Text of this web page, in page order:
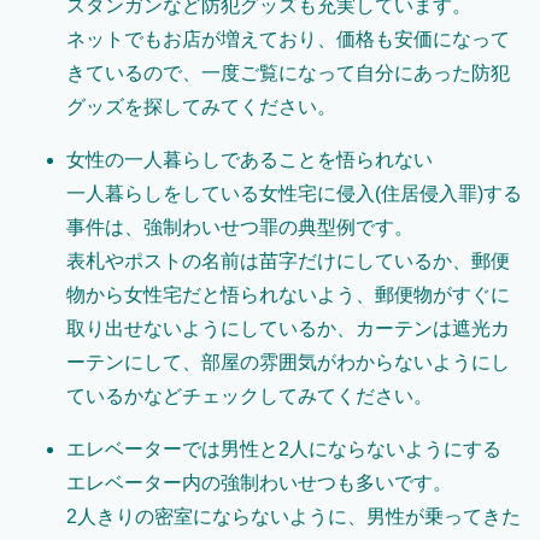
スタンガンなど防犯グッズも充実しています。
ネットでもお店が増えており、価格も安価になって
きているので、一度ご覧になって自分にあった防犯
グッズを探してみてください。
女性の一人暮らしであることを悟られない
一人暮らしをしている女性宅に侵入(住居侵入罪)する
事件は、強制わいせつ罪の典型例です。
表札やポストの名前は苗字だけにしているか、郵便
物から女性宅だと悟られないよう、郵便物がすぐに
取り出せないようにしているか、カーテンは遮光カ
ーテンにして、部屋の雰囲気がわからないようにし
ているかなどチェックしてみてください。
エレベーターでは男性と2人にならないようにする
エレベーター内の強制わいせつも多いです。
2人きりの密室にならないように、男性が乗ってきた